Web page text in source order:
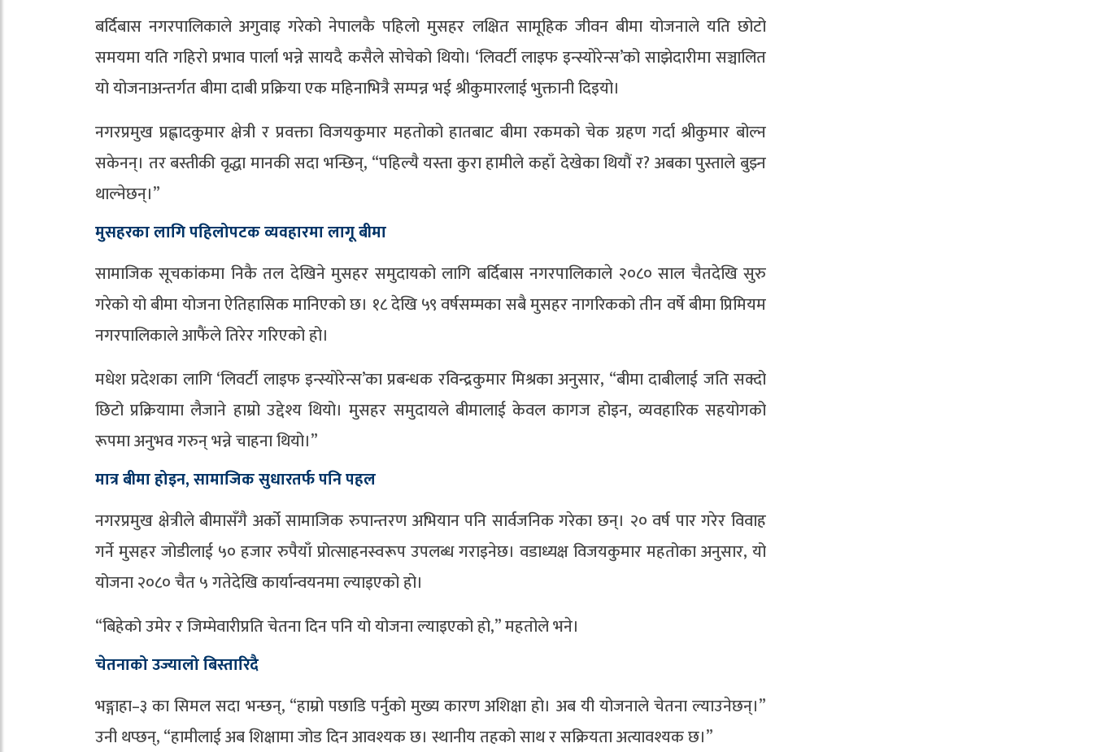
बर्दिबास नगरपालिकाले अगुवाइ गरेको नेपालकै पहिलो मुसहर लक्षित सामूहिक जीवन बीमा योजनाले यति छोटो
समयमा यति गहिरो प्रभाव पार्ला भन्ने सायदै कसैले सोचेको थियो। ‘लिवर्टी लाइफ इन्स्योरेन्स’को साझेदारीमा सञ्चालित
यो योजनाअन्तर्गत बीमा दाबी प्रक्रिया एक महिनाभित्रै सम्पन्न भई श्रीकुमारलाई भुक्तानी दिइयो।
नगरप्रमुख प्रह्लादकुमार क्षेत्री र प्रवक्ता विजयकुमार महतोको हातबाट बीमा रकमको चेक ग्रहण गर्दा श्रीकुमार बोल्न
सकेनन्। तर बस्तीकी वृद्धा मानकी सदा भन्छिन्, “पहिल्यै यस्ता कुरा हामीले कहाँ देखेका थियौं र? अबका पुस्ताले बुझ्न
थाल्नेछन्।”
मुसहरका लागि पहिलोपटक व्यवहारमा लागू बीमा
सामाजिक सूचकांकमा निकै तल देखिने मुसहर समुदायको लागि बर्दिबास नगरपालिकाले २०८० साल चैतदेखि सुरु
गरेको यो बीमा योजना ऐतिहासिक मानिएको छ। १८ देखि ५९ वर्षसम्मका सबै मुसहर नागरिकको तीन वर्षे बीमा प्रिमियम
नगरपालिकाले आफैंले तिरेर गरिएको हो।
मधेश प्रदेशका लागि ‘लिवर्टी लाइफ इन्स्योरेन्स’का प्रबन्धक रविन्द्रकुमार मिश्रका अनुसार, “बीमा दाबीलाई जति सक्दो
छिटो प्रक्रियामा लैजाने हाम्रो उद्देश्य थियो। मुसहर समुदायले बीमालाई केवल कागज होइन, व्यवहारिक सहयोगको
रूपमा अनुभव गरुन् भन्ने चाहना थियो।”
मात्र बीमा होइन, सामाजिक सुधारतर्फ पनि पहल
नगरप्रमुख क्षेत्रीले बीमासँगै अर्को सामाजिक रुपान्तरण अभियान पनि सार्वजनिक गरेका छन्। २० वर्ष पार गरेर विवाह
गर्ने मुसहर जोडीलाई ५० हजार रुपैयाँ प्रोत्साहनस्वरूप उपलब्ध गराइनेछ। वडाध्यक्ष विजयकुमार महतोका अनुसार, यो
योजना २०८० चैत ५ गतेदेखि कार्यान्वयनमा ल्याइएको हो।
“बिहेको उमेर र जिम्मेवारीप्रति चेतना दिन पनि यो योजना ल्याइएको हो,” महतोले भने।
चेतनाको उज्यालो बिस्तारिदै
भङ्गाहा–३ का सिमल सदा भन्छन्, “हाम्रो पछाडि पर्नुको मुख्य कारण अशिक्षा हो। अब यी योजनाले चेतना ल्याउनेछन्।”
उनी थप्छन्, “हामीलाई अब शिक्षामा जोड दिन आवश्यक छ। स्थानीय तहको साथ र सक्रियता अत्यावश्यक छ।”